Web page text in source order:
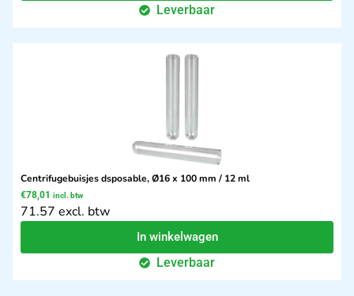
Leverbaar
Centrifugebuisjes dsposable, Ø16 x 100 mm / 12 ml
€78,01 incl. btw
71.57 excl. btw
In winkelwagen
Leverbaar